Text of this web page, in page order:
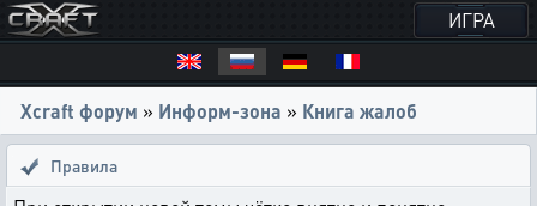
ИГРА
Xcraft форум » Информ-зона » Книга жалоб
Правила